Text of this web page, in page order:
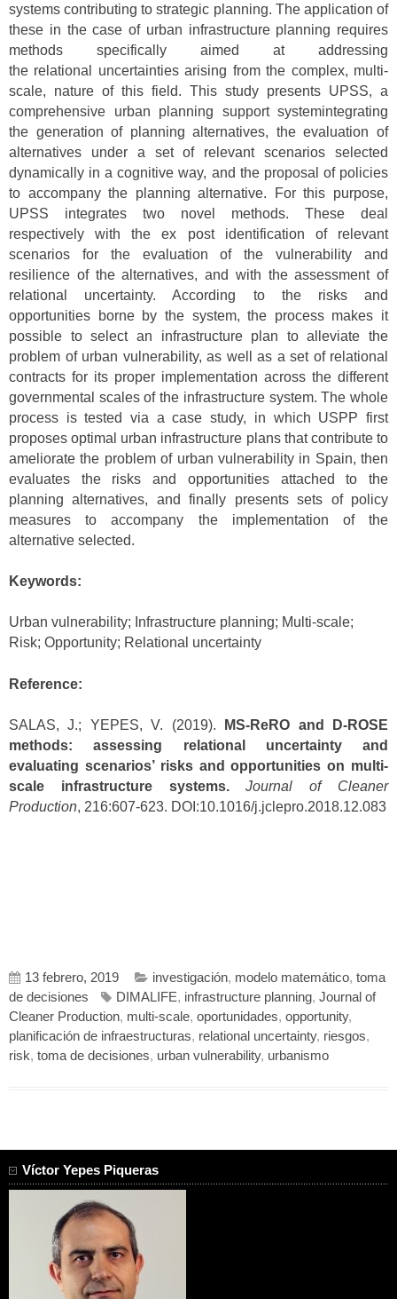
systems contributing to strategic planning. The application of
these in the case of urban infrastructure planning requires
methods specifically aimed at addressing
the relational uncertainties arising from the complex, multi-
scale, nature of this field. This study presents UPSS, a
comprehensive urban planning support systemintegrating
the generation of planning alternatives, the evaluation of
alternatives under a set of relevant scenarios selected
dynamically in a cognitive way, and the proposal of policies
to accompany the planning alternative. For this purpose,
UPSS integrates two novel methods. These deal
respectively with the ex post identification of relevant
scenarios for the evaluation of the vulnerability and
resilience of the alternatives, and with the assessment of
relational uncertainty. According to the risks and
opportunities borne by the system, the process makes it
possible to select an infrastructure plan to alleviate the
problem of urban vulnerability, as well as a set of relational
contracts for its proper implementation across the different
governmental scales of the infrastructure system. The whole
process is tested via a case study, in which USPP first
proposes optimal urban infrastructure plans that contribute to
ameliorate the problem of urban vulnerability in Spain, then
evaluates the risks and opportunities attached to the
planning alternatives, and finally presents sets of policy
measures to accompany the implementation of the
alternative selected.
Keywords:
Urban vulnerability; Infrastructure planning; Multi-scale;
Risk; Opportunity; Relational uncertainty
Reference:
SALAS, J.; YEPES, V. (2019).
MS-ReRO and D-ROSE
methods: assessing relational uncertainty and
evaluating scenarios’ risks and opportunities on multi-
scale infrastructure systems.
Journal of Cleaner
Production, 216:607-623. DOI:10.1016/j.jclepro.2018.12.083
13 febrero, 2019 investigación, modelo matemático, toma
de decisiones
DIMALIFE, infrastructure planning, Journal of
Cleaner Production, multi-scale, oportunidades, opportunity,
planificación de infraestructuras, relational uncertainty, riesgos,
risk, toma de decisiones, urban vulnerability, urbanismo
Víctor Yepes Piqueras